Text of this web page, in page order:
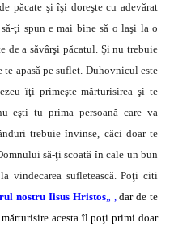
păcate şi îşi doreşte cu adevărat
ţi spun e mai bine să o laşi la o
de a săvârşi păcatul. Şi nu trebuie
te apasă pe suflet. Duhovnicul este
îţi primeşte mărturisirea şi te
eşti tu prima persoană care va
trebuie învinse, căci doar te
să-ţi scoată în cale un bun
vindecarea sufletească. Poţi citi
nostru Iisus Hristos„ ,dar de te
acesta îl poţi primi doar